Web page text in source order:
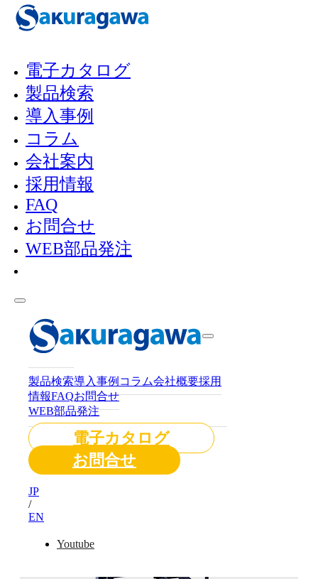
電子カタログ
製品検索
導入事例
コラム
会社案内
採用情報
FAQ
お問合せ
WEB部品発注
製品検索導入事例 コラム会社概要採用
情報FAQお問合せ
WEB部品発注
電子カタログ
お問合せ
JP
/
EN
Youtube
製品情報
Home /
索